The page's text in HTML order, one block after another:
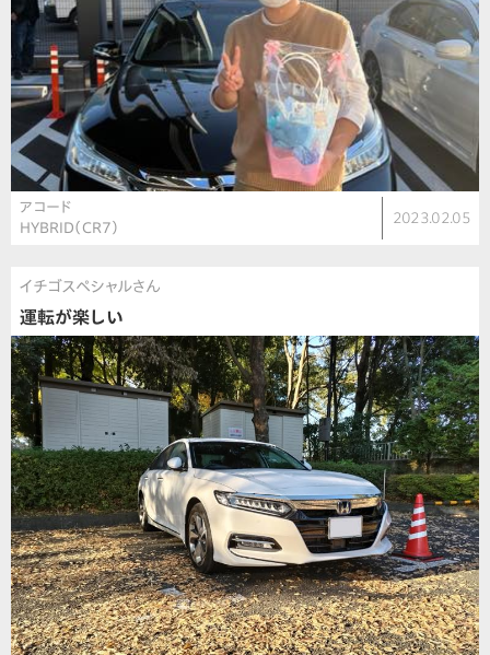
アコード
HYBRID（CR7）
2023.02.05
イチゴスペシャルさん
運転が楽しい